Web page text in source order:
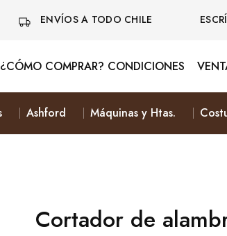
ENVÍOS A TODO CHILE
¿CÓMO COMPRAR? CONDICIONES
Ashford Máquinas y Htas.
Cortador de